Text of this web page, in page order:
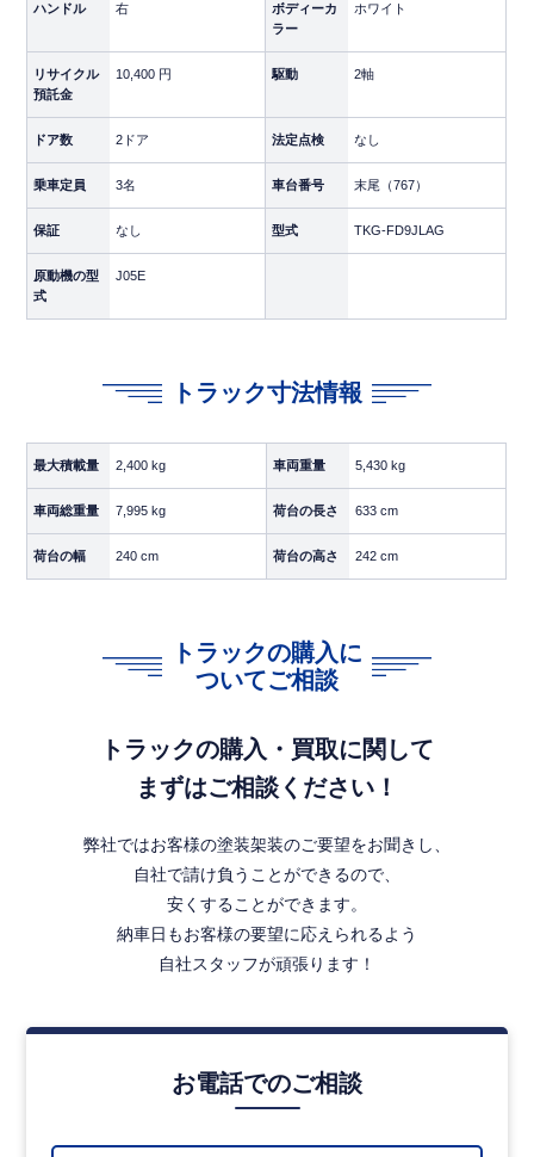
メーカー・車種 日野／レンジャー
ボディ
アルミウイング（トランテック
パワーゲート 新明和製跳上パワーゲート
サスペンション エアサス
ミッション
車体色
2,400kg
【荷台内寸】
長さ
幅
中型20尺（6.2m）クラスの定番サイズで、雑貨・建材・家
具・家電など幅広い品目の輸送に対応。エアサス＋新明和製
跳上パワーゲートの組み合わせで、振動を抑えつつ重量物の
【即決ポイント】
新明和製跳上パワーゲート装備
信頼の新明和製跳上PGで、重量物・パレット物の積み下ろし
を安全かつスピーディに行え、ドライバーの身体的負担を軽
減します。
エアサス装備で荷物に優しい
など振動を嫌う品目の輸送にも安心です。
6.2m定番ボディ×2.4t積で扱いやすい
から地場運送まで幅広く対応できます。
ハンドル 右
ボディーカ
ラー
ホワイト
リサイクル
預託金
10,400 円 駆動 2軸
ドア数 2ドア 法定点検 なし
乗車定員 3名 車台番号 末尾（767）
保証 なし 型式 TKG-FD9JLAG
原動機の型
式
J05E
トラック寸法情報
最大積載量 2,400 kg 車両重量 5,430 kg
車両総重量 7,995 kg 荷台の長さ 633 cm
荷台の幅 240 cm 荷台の高さ 242 cm
トラックの購入に
ついてご相談
トラックの購入・買取に関して
まずはご相談ください！
弊社ではお客様の塗装架装のご要望をお聞きし、
自社で請け負うことができるので、
安くすることができます。
納車日もお客様の要望に応えられるよう
自社スタッフが頑張ります！
お電話でのご相談